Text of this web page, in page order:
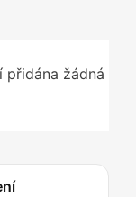
přidána žádná